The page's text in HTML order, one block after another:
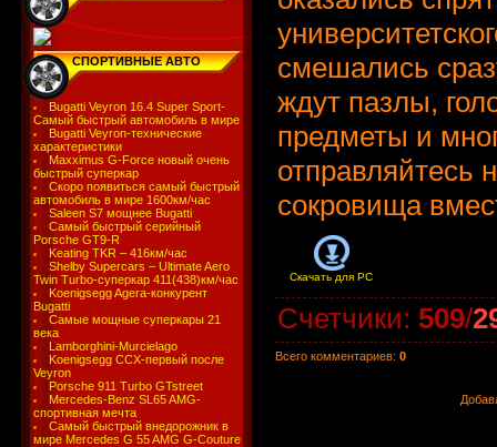
СПОРТИВНЫЕ АВТО
Bugatti Veyron 16.4 Super Sport-
Самый быстрый автомобиль в мире
Bugatti Veyron-технические
характеристики
Maxximus G-Force новый очень
быстрый суперкар
Скоро появиться самый быстрый
автомобиль в мире 1600км/час
Saleen S7 мощнее Bugatti
Самый быстрый серийный
Porsche GT9-R
Keating TKR – 416км/час
Shelby Supercars – Ultimate Aero
Twin Turbo-суперкар 411(438)км/час
Koenigsegg Agera-конкурент
Bugatti
Самые мощные суперкары 21
века
Lamborghini-Murcielago
Koenigsegg CCX-первый после
Veyron
Porsche 911 Turbo GTstreet
Mercedes-Benz SL65 AMG-
спортивная мечта
Самый быстрый внедорожник в
мире Mercedes G 55 AMG G-Couture
смешались
ждут пазлы,
предметы и
отправляйтесь
сокровища
Скачать для PC
Счетчики: 509/
Всего комментариев: 0